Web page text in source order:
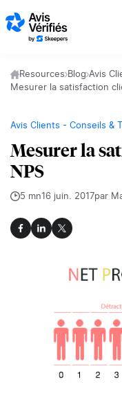
Resources Blog Avis
Mesurer la satisfaction
Avis Clients - Conseils &
Mesurer la
NPS
5 mn16 juin. 2017par
Facebook
LinkedIn
X